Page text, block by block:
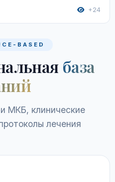
+24
BASED
база
МКБ, клинические
лечения